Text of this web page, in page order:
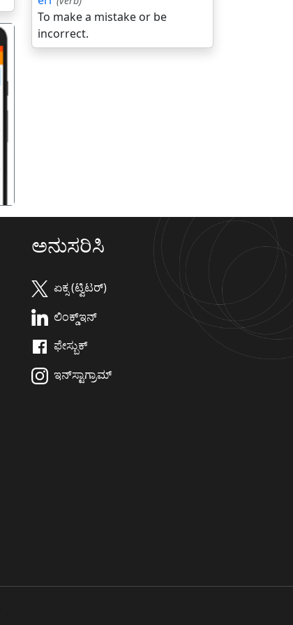
To make a mistake or be
incorrect.
ಅನುಸರಿಸಿ
ಏಕ್ಸ (ಟ್ವಿಟರ್)
ಲಿಂಕ್ಡ್‌ಇನ್
ಫೇಸ್ಬುಕ್
ಇನ್‌ಸ್ಟಾಗ್ರಾಮ್